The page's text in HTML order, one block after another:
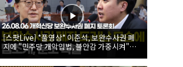
[스팟Live] *풀영상* 이준석, 보완수사권 폐
지에 "민주당 개악입법, 불안감 가중시켜"｜
26.08.06 개혁신당 보완수사권 폐지 토론회